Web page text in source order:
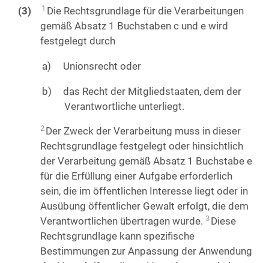
1 Die Rechtsgrundlage für die Verarbeitungen
gemäß Absatz 1 Buchstaben c und e wird
festgelegt durch
Unionsrecht oder
das Recht der Mitgliedstaaten, dem der
Verantwortliche unterliegt.
2 Der Zweck der Verarbeitung muss in dieser
Rechtsgrundlage festgelegt oder hinsichtlich
der Verarbeitung gemäß Absatz 1 Buchstabe e
für die Erfüllung einer Aufgabe erforderlich
sein, die im öffentlichen Interesse liegt oder in
Ausübung öffentlicher Gewalt erfolgt, die dem
Verantwortlichen übertragen wurde. 3 Diese
Rechtsgrundlage kann spezifische
Bestimmungen zur Anpassung der Anwendung